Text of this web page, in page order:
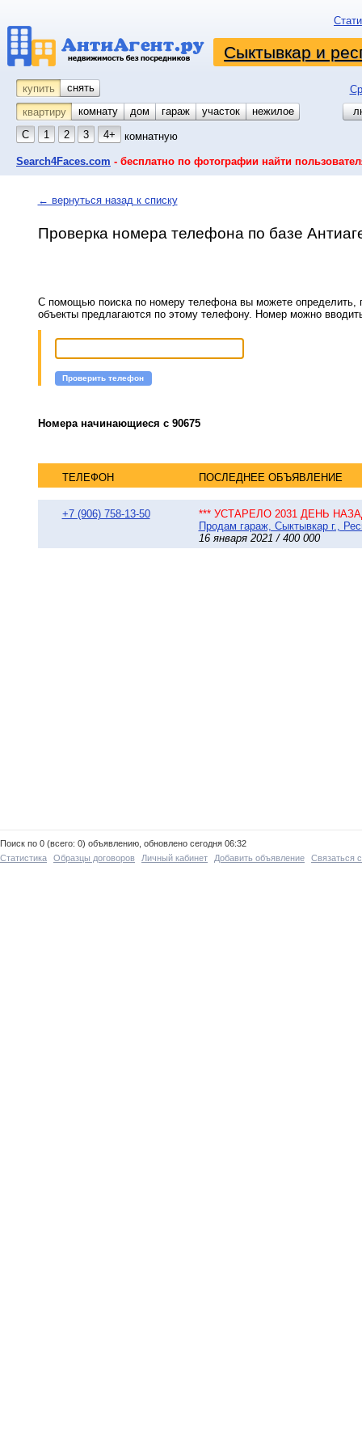
Сыктывкар и
купить снять
квартиру
комнату койко-место
дом гараж участок
нежилое
С
1 2 3 4+ комнатную
Search4Faces.com - бесплатно по фотографии найти
← вернуться назад к списку
Проверка номера телефона по базе
С помощью поиска по номеру телефона вы можете определить,
объекты предлагаются по этому телефону. Номер можно
Проверить телефон
Номера начинающиеся с 90675
ТЕЛЕФОН ПОСЛЕДНЕЕ ОБЪЯВЛЕНИЕ
+7 (906) 758-13-50
*** УСТАРЕЛО 2031 ДЕНЬ
Продам гараж, Сыктывкар г.,
16 января 2021 / 400 000
Поиск по 0 (всего: 0) объявлению, обновлено сегодня 06:32
Статистика
Образцы договоров Личный кабинет Добавить объявление Связаться